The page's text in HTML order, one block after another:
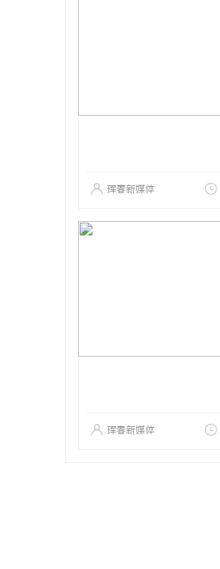
珲春新媒体
珲春新媒体